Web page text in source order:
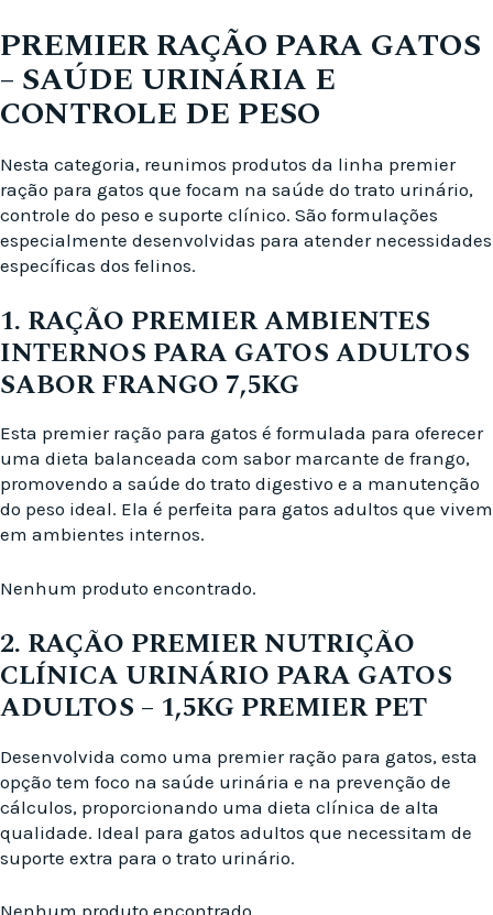
PREMIER RAÇÃO PARA GATOS
– SAÚDE URINÁRIA E
CONTROLE DE PESO
Nesta categoria, reunimos produtos da linha premier
ração para gatos que focam na saúde do trato urinário,
controle do peso e suporte clínico. São formulações
especialmente desenvolvidas para atender necessidades
específicas dos felinos.
1. RAÇÃO PREMIER AMBIENTES
INTERNOS PARA GATOS ADULTOS
SABOR FRANGO 7,5KG
Esta premier ração para gatos é formulada para oferecer
uma dieta balanceada com sabor marcante de frango,
promovendo a saúde do trato digestivo e a manutenção
do peso ideal. Ela é perfeita para gatos adultos que vivem
em ambientes internos.
Nenhum produto encontrado.
2. RAÇÃO PREMIER NUTRIÇÃO
CLÍNICA URINÁRIO PARA GATOS
ADULTOS – 1,5KG PREMIER PET
Desenvolvida como uma premier ração para gatos, esta
opção tem foco na saúde urinária e na prevenção de
cálculos, proporcionando uma dieta clínica de alta
qualidade. Ideal para gatos adultos que necessitam de
suporte extra para o trato urinário.